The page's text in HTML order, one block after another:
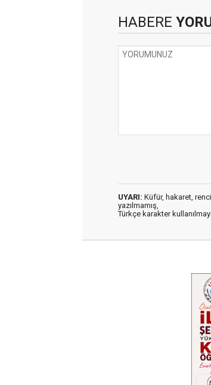
HABERE
UYARI: Küfür, hakaret,
yazılmamış,
Türkçe karakter